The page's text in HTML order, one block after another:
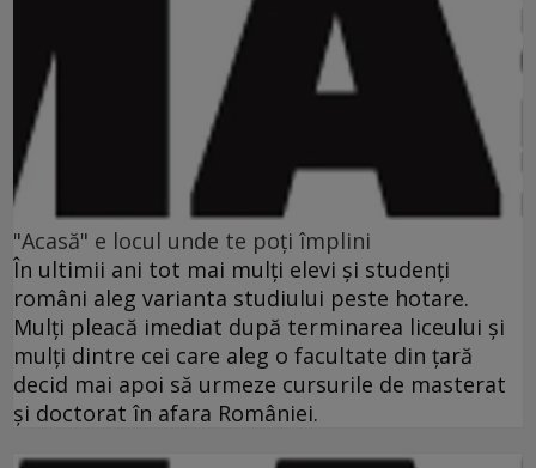
"Acasă" e locul unde te poţi împlini
În ultimii ani tot mai mulţi elevi şi studenţi
români aleg varianta studiului peste hotare.
Mulţi pleacă imediat după terminarea liceului şi
mulţi dintre cei care aleg o facultate din ţară
decid mai apoi să urmeze cursurile de masterat
şi doctorat în afara României.